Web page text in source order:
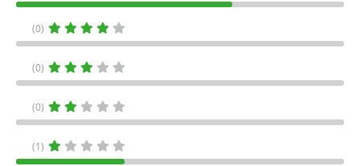
(0)
(0)
(0)
(1)